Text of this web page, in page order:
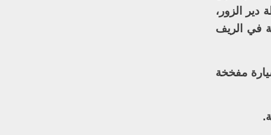
الزور،
في الريف
مفخخة